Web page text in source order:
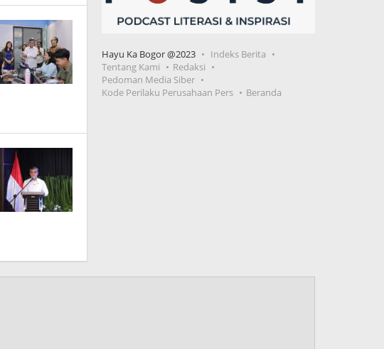
Hayu Ka Bogor @2023
Indeks Berita
Tentang Kami
Redaksi
Pedoman Media Siber
Kode Perilaku Perusahaan Pers
Beranda